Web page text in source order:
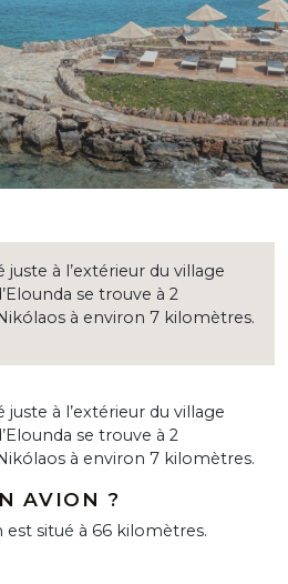
juste à l’extérieur du village
se trouve à 2
à environ 7 kilomètres.
à l’extérieur du village
se trouve à 2
à environ 7 kilomètres.
AVION ?
est situé à 66 kilomètres.